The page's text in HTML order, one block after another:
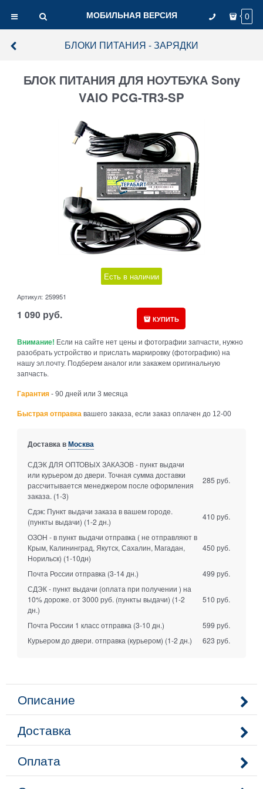
МОБИЛЬНАЯ ВЕРСИЯ 0
БЛОКИ ПИТАНИЯ - ЗАРЯДКИ
БЛОК ПИТАНИЯ ДЛЯ НОУТБУКА Sony
VAIO PCG-TR3-SP
Есть в наличии
Артикул: 259951
1 090 руб. КУПИТЬ
Внимание! Если на сайте нет цены и фотографии запчасти, нужно
разобрать устройство и прислать маркировку (фотографию) на
нашу эл.почту. Подберем аналог или закажем оригинальную
запчасть.
Гарантия - 90 дней или 3 месяца
Быстрая отправка вашего заказа, если заказ оплачен до 12-00
Доставка вМосква
СДЭК ДЛЯ ОПТОВЫХ ЗАКАЗОВ - пункт выдачи
или курьером до двери. Точная сумма доставки
рассчитывается менеджером после оформления
заказа. (1-3)
285 руб.
Сдэк: Пункт выдачи заказа в вашем городе.
(пункты выдачи) (1-2 дн.)
410 руб.
ОЗОН - в пункт выдачи отправка ( не отправляют в
Крым, Калининград, Якутск, Сахалин, Магадан,
Норильск) (1-10дн)
450 руб.
Почта России отправка (3-14 дн.)
499 руб.
СДЭК - пункт выдачи (оплата при получении ) на
10% дороже. от 3000 руб. (пункты выдачи) (1-2
дн.)
510 руб.
Почта России 1 класс отправка (3-10 дн.)
599 руб.
Курьером до двери. отправка (курьером) (1-2 дн.) 623 руб.
Описание
Доставка
Оплата